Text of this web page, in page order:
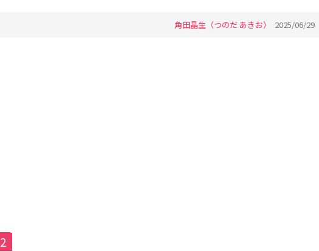
角田晶生（つのだ あきお） 2025/06/29
2